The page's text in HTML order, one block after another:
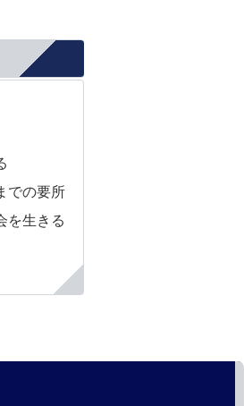
での要所
を生きる